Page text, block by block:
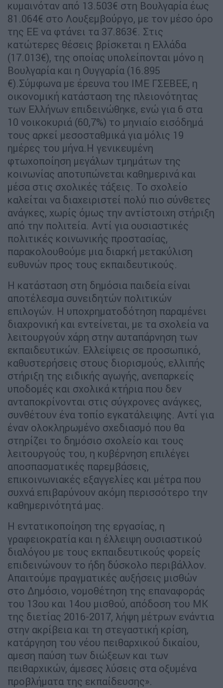
κυμαινόταν από 13.503€ στη Βουλγαρία έως
81.064€ στο Λουξεμβούργο, με τον μέσο όρο
της ΕΕ να φτάνει τα 37.863€. Στις
κατώτερες θέσεις βρίσκεται η Ελλάδα
(17.013€), της οποίας υπολείπονται μόνο η
Βουλγαρία και η Ουγγαρία (16.895
€).Σύμφωνα με έρευνα του ΙΜΕ ΓΣΕΒΕΕ, η
οικονομική κατάσταση της πλειονότητας
των Ελλήνων επιδεινώθηκε, ενώ για 6 στα
10 νοικοκυριά (60,7%) το μηνιαίο εισόδημά
τους αρκεί μεσοσταθμικά για μόλις 19
ημέρες του μήνα.Η γενικευμένη
φτωχοποίηση μεγάλων τμημάτων της
κοινωνίας αποτυπώνεται καθημερινά και
μέσα στις σχολικές τάξεις. Το σχολείο
καλείται να διαχειριστεί πολύ πιο σύνθετες
ανάγκες, χωρίς όμως την αντίστοιχη στήριξη
από την πολιτεία. Αντί για ουσιαστικές
πολιτικές κοινωνικής προστασίας,
παρακολουθούμε μια διαρκή μετακύλιση
ευθυνών προς τους εκπαιδευτικούς.
Η κατάσταση στη δημόσια παιδεία είναι
αποτέλεσμα συνειδητών πολιτικών
επιλογών. Η υποχρηματοδότηση παραμένει
διαχρονική και εντείνεται, με τα σχολεία να
λειτουργούν χάρη στην αυταπάρνηση των
εκπαιδευτικών. Ελλείψεις σε προσωπικό,
καθυστερήσεις στους διορισμούς, ελλιπής
στήριξη της ειδικής αγωγής, ανεπαρκείς
υποδομές και σχολικά κτήρια που δεν
ανταποκρίνονται στις σύγχρονες ανάγκες,
συνθέτουν ένα τοπίο εγκατάλειψης. Αντί για
έναν ολοκληρωμένο σχεδιασμό που θα
στηρίζει το δημόσιο σχολείο και τους
λειτουργούς του, η κυβέρνηση επιλέγει
αποσπασματικές παρεμβάσεις,
επικοινωνιακές εξαγγελίες και μέτρα που
συχνά επιβαρύνουν ακόμη περισσότερο την
καθημερινότητά μας.
Η εντατικοποίηση της εργασίας, η
γραφειοκρατία και η έλλειψη ουσιαστικού
διαλόγου με τους εκπαιδευτικούς φορείς
επιδεινώνουν το ήδη δύσκολο περιβάλλον.
Απαιτούμε πραγματικές αυξήσεις μισθών
στο Δημόσιο, νομοθέτηση της επαναφοράς
του 13ου και 14ου μισθού, απόδοση του ΜΚ
της διετίας 2016-2017, λήψη μέτρων ενάντια
στην ακρίβεια και τη στεγαστική κρίση,
κατάργηση του νέου πειθαρχικού δικαίου,
αμεση παύση των διώξεων και των
πειθαρχικών, άμεσες λύσεις στα οξυμένα
προβλήματα της εκπαίδευσης».